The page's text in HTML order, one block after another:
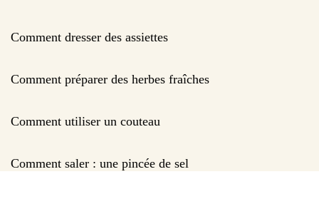
Comment dresser des assiettes
Comment préparer des herbes fraîches
Comment utiliser un couteau
Comment saler : une pincée de sel